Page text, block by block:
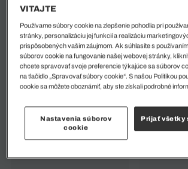
Pánske Tenisky Elite Active
Pánske
VITAJTE
Používame súbory cookie na zlepšenie pohodlia pri
stránky, personalizáciu jej funkcií a realizáciu
prispôsobených vašim záujmom. Ak súhlasíte s
súborov cookie na fungovanie našej webovej stránky,
chcete spravovať svoje preferencie týkajúce sa súborov
na tlačidlo „Spravovať súbory cookie“. S našou Politikou
cookie sa môžete oboznámiť, aby ste získali podrobné
Nastavenia súborov
cookie
Prijať všetky